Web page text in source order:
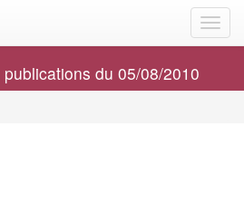
du 05/08/2010